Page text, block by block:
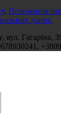
, Положення
даних.
, вул. Гагаріна,
,